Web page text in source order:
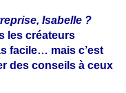
Isabelle ?
les créateurs
facile… mais c’est
des conseils à ceux